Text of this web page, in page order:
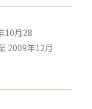
10月28
2009年12月